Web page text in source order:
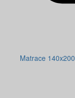
Matrace 140x200